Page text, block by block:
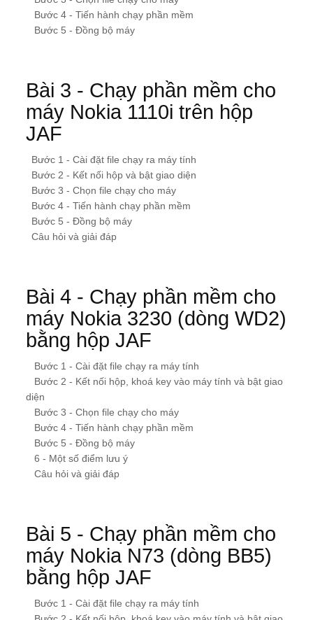
Bước 4 - Tiến hành chạy phần mềm
Bước 5 - Đồng bộ máy
Bài 3 - Chạy phần mềm cho
máy Nokia 1110i trên hộp
JAF
Bước 1 - Cài đặt file chạy ra máy tính
Bước 2 - Kết nối hộp và bật giao diện
Bước 3 - Chọn file chạy cho máy
Bước 4 - Tiến hành chạy phần mềm
Bước 5 - Đồng bộ máy
Câu hỏi và giải đáp
Bài 4 - Chạy phần mềm cho
máy Nokia 3230 (dòng WD2)
bằng hộp JAF
Bước 1 - Cài đặt file chạy ra máy tính
Bước 2 - Kết nối hộp, khoá key vào máy tính và bật giao
diện
Bước 3 - Chọn file chạy cho máy
Bước 4 - Tiến hành chạy phần mềm
Bước 5 - Đồng bộ máy
6 - Một số điểm lưu ý
Câu hỏi và giải đáp
Bài 5 - Chạy phần mềm cho
máy Nokia N73 (dòng BB5)
bằng hộp JAF
Bước 1 - Cài đặt file chạy ra máy tính